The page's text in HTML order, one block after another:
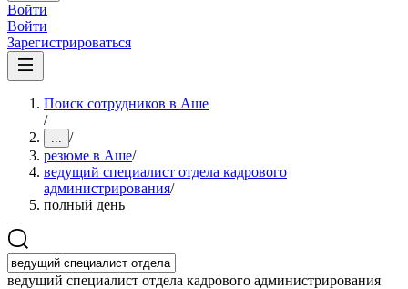
Войти
Войти
Зарегистрироваться
Поиск сотрудников в Аше
/
... /
резюме в Аше/
ведущий специалист отдела кадрового
администрирования/
полный день
ведущий специалист отдела кадрового администрирования